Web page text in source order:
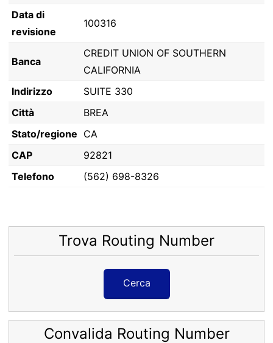
Data di
revisione
100316
Banca
CREDIT UNION OF SOUTHERN
CALIFORNIA
Indirizzo
SUITE 330
Città
BREA
Stato/regione CA
CAP
92821
Telefono
(562) 698-8326
Trova Routing Number
Cerca
Convalida Routing Number